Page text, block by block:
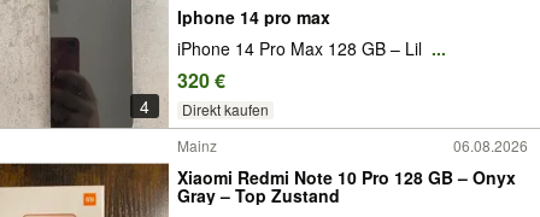
4
Iphone 14 pro max
iPhone 14 Pro Max 128 GB – Lil ...
320 €
Direkt kaufen
Mainz 06.08.2026
Xiaomi Redmi Note 10 Pro 128 GB – Onyx
Gray – Top Zustand